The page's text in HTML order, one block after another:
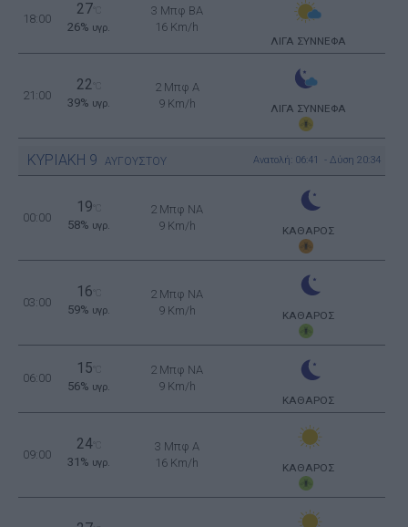
18:00
27
26% υγρ.
3 Μπφ BA
16 Km/h
ΛΙΓΑ ΣΥΝΝΕΦΑ
21:00
22
39% υγρ.
2 Μπφ Α
9 Km/h
ΛΙΓΑ ΣΥΝΝΕΦΑ
ΚΥΡΙΑΚΗ 9 ΑΥΓΟΥΣΤΟΥ Ανατολή: 06:41 - Δύση 20:34
00:00
19
58% υγρ.
2 Μπφ NA
9 Km/h
ΚΑΘΑΡΟΣ
03:00
16
59% υγρ.
2 Μπφ NA
9 Km/h
ΚΑΘΑΡΟΣ
06:00
15
56% υγρ.
2 Μπφ NA
9 Km/h
ΚΑΘΑΡΟΣ
09:00
24°C
31% υγρ.
3 Μπφ Α
16 Km/h
ΚΑΘΑΡΟΣ